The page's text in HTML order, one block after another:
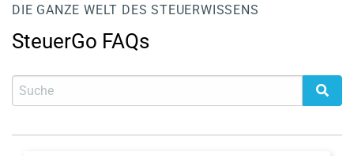
DIE GANZE WELT DES STEUERWISSENS
SteuerGo FAQs